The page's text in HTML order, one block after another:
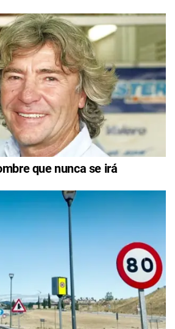
que nunca se irá